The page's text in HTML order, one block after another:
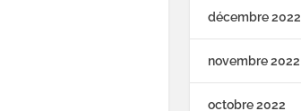
décembre 2022
novembre 2022
octobre 2022